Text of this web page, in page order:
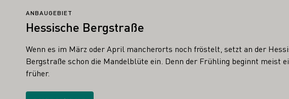
ANBAUGEBIET
Hessische Bergstraße
Wenn es im März oder April mancherorts noch fröstelt, setzt an der
Bergstraße schon die Mandelblüte ein. Denn der Frühling beginnt meist
früher.